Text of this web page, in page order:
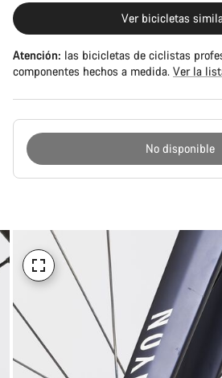
Ver bicicletas
Atención: las bicicletas de ciclistas
componentes hechos a medida. Ver la
No disponible